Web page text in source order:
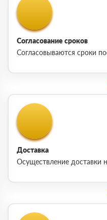
Согласование сроков
Согласовываются сроки
Доставка
Осуществление доставки